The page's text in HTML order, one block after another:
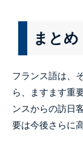
まとめ
フランス語は、
ら、ますます重
ンスからの訪日
要は今後さらに